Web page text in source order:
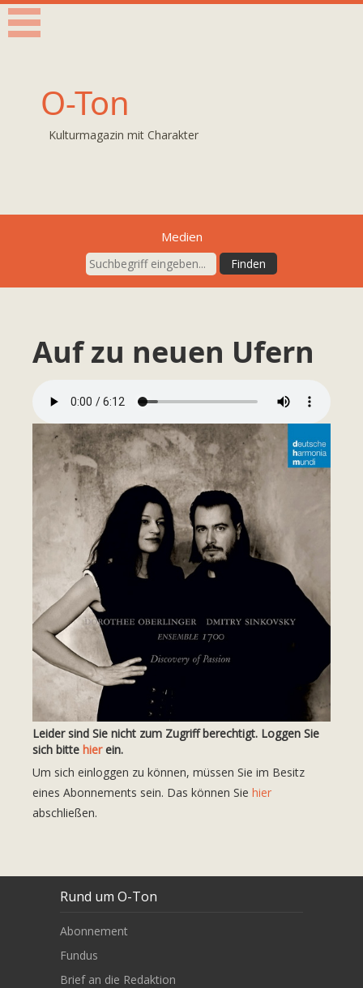
O-Ton
Kulturmagazin mit Charakter
Medien
Auf zu neuen Ufern
Leider sind Sie nicht zum Zugriff berechtigt. Loggen Sie
sich bitte hierein.
Um sich einloggen zu können, müssen Sie im Besitz
eines Abonnements sein. Das können Sie hier
abschließen.
Rund um O-Ton
Abonnement
Fundus
Brief an die Redaktion